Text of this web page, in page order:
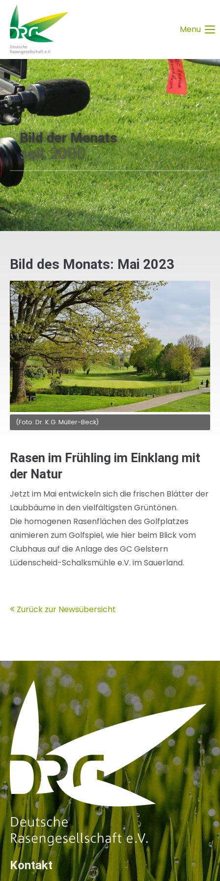
Menu
Bild der Monats
seit 2000
Bild des Monats: Mai 2023
(Foto: Dr. K.G. Müller-Beck)
Rasen im Frühling im Einklang mit
der Natur
Jetzt im Mai entwickeln sich die frischen Blätter der
Laubbäume in den vielfältigsten Grüntönen.
Die homogenen Rasenflächen des Golfplatzes
animieren zum Golfspiel, wie hier beim Blick vom
Clubhaus auf die Anlage des GC Gelstern
Lüdenscheid-Schalksmühle e.V. im Sauerland.
Zurück zur Newsübersicht
Kontakt